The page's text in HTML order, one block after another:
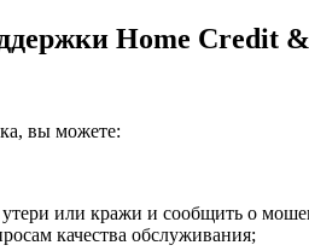
Home Credit
вы можете:
утери или кражи и сообщить о
качества обслуживания;